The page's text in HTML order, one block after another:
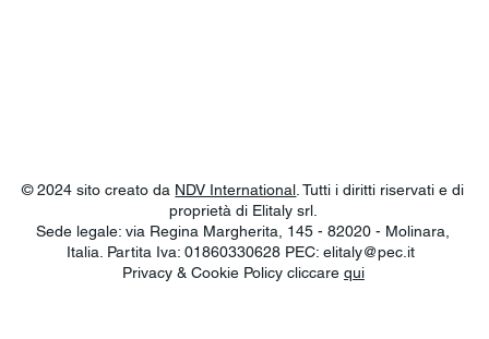
© 2024 sito creato da NDV International. Tutti i diritti riservati e di
proprietà di Elitaly srl.
Sede legale: via Regina Margherita, 145 - 82020 - Molinara,
Italia. Partita Iva: 01860330628 PEC:elitaly@pec.it
Privacy & Cookie Policy cliccare qui